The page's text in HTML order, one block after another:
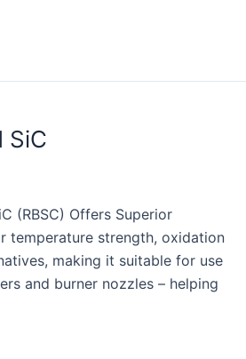
SiC
(RBSC) Offers Superior
temperature strength, oxidation
making it suitable for use
and burner nozzles – helping